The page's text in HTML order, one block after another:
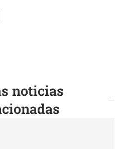
noticias